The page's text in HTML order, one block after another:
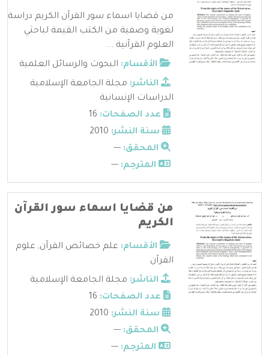
من قضايا اسماء سور القرآن الكريم دراسة
لغوية وصفية من الكتب القيمة لباحثي
العلوم القرآنية ...
الأقسام: البحوث والرسائل العلمية
الناشر: مجلة الجامعة الإسلامية
الدراسات الإنسانية
عدد الصفحات:
سنة النشر:
المحقق: ---
المترجم: ---
من قضايا اسماء سور القرآن
الكريم
الأقسام: علم خصائص القرآن, علوم
القرآن
الناشر: مجلة الجامعة الإسلامية
عدد الصفحات:
سنة النشر:
المحقق: ---
المترجم: ---